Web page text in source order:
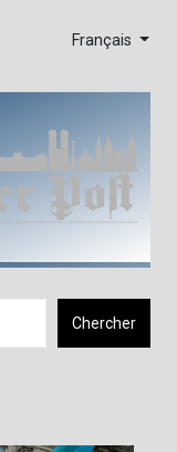
Français
Chercher